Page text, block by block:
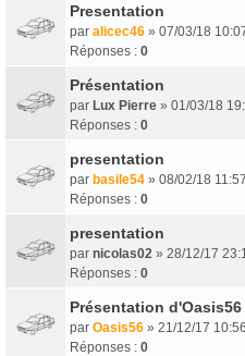
Presentation
par alicec46 » 07/03/18
Réponses : 0
Présentation
par Lux Pierre » 01/03/18
Réponses : 0
presentation
par basile54 » 08/02/18
Réponses : 0
presentation
par nicolas02 » 28/12/17
Réponses : 0
Présentation d'Oasis56
par Oasis56 » 21/12/17
Réponses : 0